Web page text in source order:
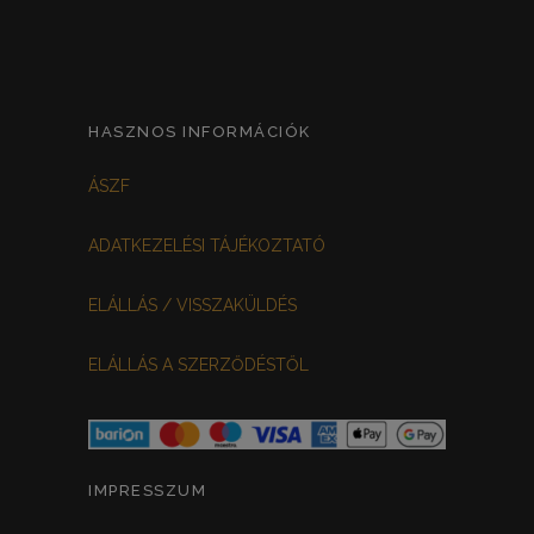
HASZNOS INFORMÁCIÓK
ÁSZF
ADATKEZELÉSI TÁJÉKOZTATÓ
ELÁLLÁS / VISSZAKÜLDÉS
ELÁLLÁS A SZERZŐDÉSTŐL
IMPRESSZUM